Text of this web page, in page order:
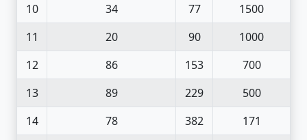
10
34 77
1500
11
20 90
1000
12
86 153
700
13
89 229
500
14
78 382
171